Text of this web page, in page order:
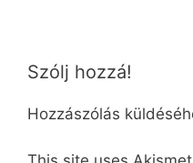
Szólj hozzá!
Hozzászólás